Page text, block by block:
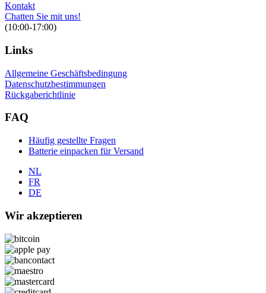
Kontakt
Chatten Sie mit uns!
(10:00-17:00)
Links
Allgemeine Geschäftsbedingung
Datenschutzbestimmungen
Rückgaberichtlinie
FAQ
Häufig gestellte Fragen
Batterie einpacken für Versand
NL
FR
DE
Wir akzeptieren